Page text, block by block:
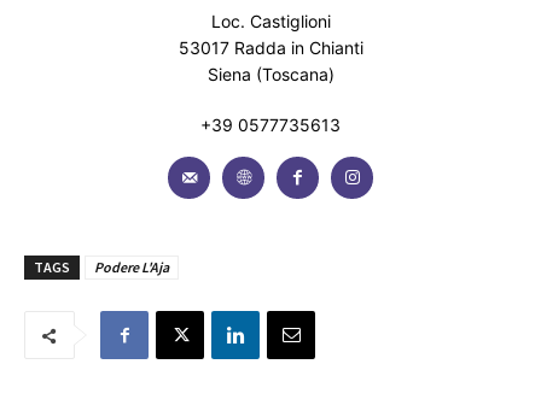
Loc. Castiglioni
53017 Radda in Chianti
Siena (Toscana)
+39 0577735613
TAGS Podere L'Aja